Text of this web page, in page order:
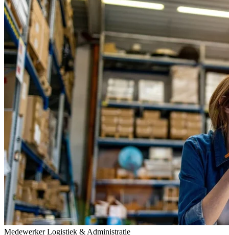
Medewerker Logistiek & Administratie